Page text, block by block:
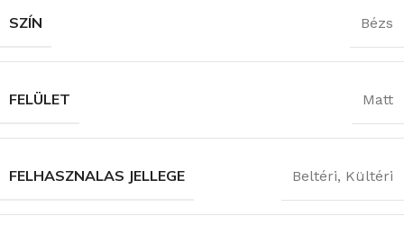
SZÍN Bézs
FELÜLET Matt
FELHASZNALAS JELLEGE Beltéri, Kültéri